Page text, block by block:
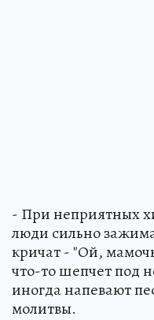
- При неприятных
люди сильно
кричат - "Ой,
что-то шепчет под
иногда напевают
молитвы.